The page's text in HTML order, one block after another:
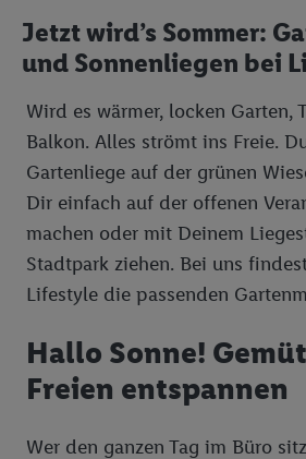
Jetzt wird’s Sommer:
und Sonnenliegen bei
Wird es wärmer, locken Garten,
Balkon. Alles strömt ins Freie.
Gartenliege auf der grünen
Dir einfach auf der offenen
machen oder mit Deinem
Stadtpark ziehen. Bei uns
Lifestyle die passenden
Hallo Sonne!
Freien entspannen
Wer den ganzen Tag im Büro